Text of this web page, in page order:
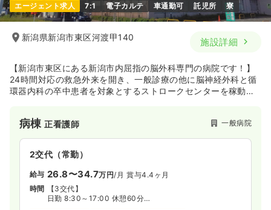
エージェント求人 7:1 電子カルテ 車通勤可 託児所 寮
新潟県新潟市東区河渡甲140 施設詳細
【新潟市東区にある新潟市内屈指の脳外科専門の病院です！】
24時間対応の救急外来を開き、一般診療の他に脳神経外科と循
環器内科の卒中患者を対象とするストロークセンターを稼動さ
寮も充実しており、独身の方からママナースまで多くの看護師
さんが活躍されている病院です！新人から中途、復職の方もス
キルアップ出来る環境です♪
病棟正看護師 一般病院
2交代（常勤）
給与 26.8〜34.7万円/月 賞与4.4ヶ月
時間
【3交代】
日勤 8:30～17:00 休憩60分